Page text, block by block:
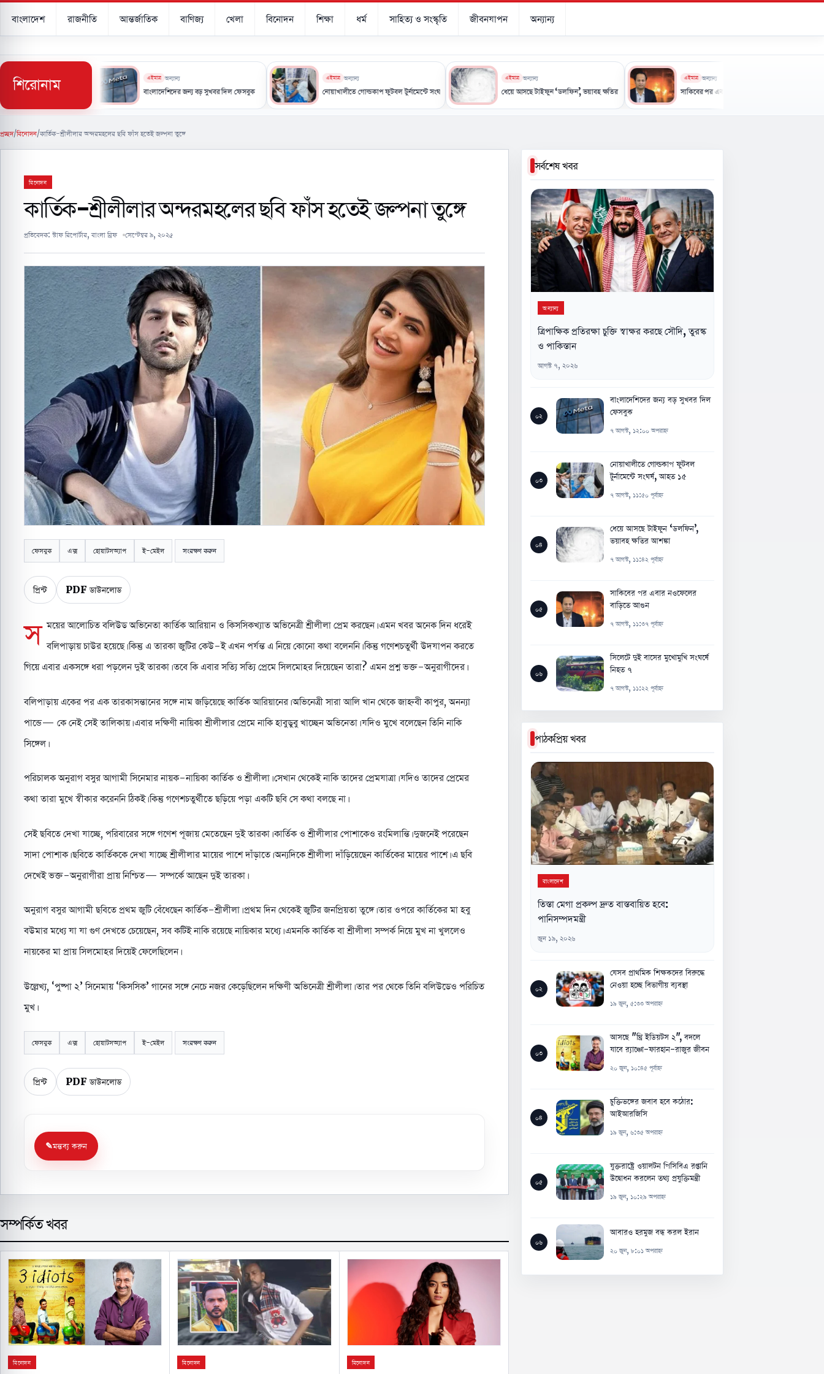
বাংলাদেশ রাজনীতি আন্তর্জাতিক বাণিজ্য খেলা বিনোদন শিক্ষা ধর্ম সাহিত্য ও সংস্কৃতি জীবনযাপন অন্যান্য
শিরোনাম
করছে সৌদি, তুরস্ক ও পাকিস্তান
এইমাত্র অন্যান্য
বাংলাদেশিদের জন্য বড় সুখবর দিল ফেসবুক
এইমাত্র অন্যান্য
নোয়াখালীতে গোল্ডকাপ ফুটবল টুর্নামেন্টে সংঘর্ষ, আহত ১৫ ধেয়ে আসছে টাইফুন ‘ডলফিন’, ভয়াবহ ক্ষতির আশঙ্কা
এইমাত্র অন্যান্য
সাকিবের পর এবার নওফেলের বাড়িতে আগুন
প্রচ্ছদ/বিনোদন/কার্তিক-শ্রীলীলার অন্দরমহলের ছবি ফাঁস হতেই জল্পনা তুঙ্গে
বিনোদন
কার্তিক-শ্রীলীলার অন্দরমহলের ছবি ফাঁস হতেই জল্পনা তুঙ্গে
প্রতিবেদক: স্টাফ রিপোর্টার, বাংলা ব্রিফ সেপ্টেম্বর ৯, ২০২৫
ফেসবুক এক্স হোয়াটসঅ্যাপ ই-মেইল সংরক্ষণ করুন
প্রিন্ট PDF ডাউনলোড
স ময়ের আলোচিত বলিউড অভিনেতা কার্তিক আরিয়ান ও কিসসিকখ্যাত অভিনেত্রী শ্রীলীলা প্রেম করছেন। এমন খবর অনেক দিন ধরেই
বলিপাড়ায় চাউর হয়েছে। কিন্তু এ তারকা জুটির কেউ-ই এখন পর্যন্ত এ নিয়ে কোনো কথা বলেননি। কিন্তু গণেশচতুর্থী উদযাপন করতে
গিয়ে এবার একসঙ্গে ধরা পড়লেন দুই তারকা। তবে কি এবার সত্যি সত্যি প্রেমে সিলমোহর দিয়েছেন তারা? এমন প্রশ্ন ভক্ত-অনুরাগীদের।
বলিপাড়ায় একের পর এক তারকাসন্তানের সঙ্গে নাম জড়িয়েছে কার্তিক আরিয়ানের। অভিনেত্রী সারা আলি খান থেকে জাহ্নবী কাপুর, অনন্যা
পান্ডে— কে নেই সেই তালিকায়। এবার দক্ষিণী নায়িকা শ্রীলীলার প্রেমে নাকি হাবুডুবু খাচ্ছেন অভিনেতা। যদিও মুখে বলেছেন তিনি নাকি
সিঙ্গেল।
পরিচালক অনুরাগ বসুর আগামী সিনেমার নায়ক-নায়িকা কার্তিক ও শ্রীলীলা। সেখান থেকেই নাকি তাদের প্রেমযাত্রা। যদিও তাদের প্রেমের
কথা তারা মুখে স্বীকার করেননি ঠিকই। কিন্তু গণেশচতুর্থীতে ছড়িয়ে পড়া একটি ছবি সে কথা বলছে না।
সেই ছবিতে দেখা যাচ্ছে, পরিবারের সঙ্গে গণেশ পূজায় মেতেছেন দুই তারকা। কার্তিক ও শ্রীলীলার পোশাকেও রংমিলান্তি। দুজনেই পরেছেন
সাদা পোশাক। ছবিতে কার্তিককে দেখা যাচ্ছে শ্রীলীলার মায়ের পাশে দাঁড়াতে। অন্যদিকে শ্রীলীলা দাঁড়িয়েছেন কার্তিকের মায়ের পাশে। এ ছবি
দেখেই ভক্ত-অনুরাগীরা প্রায় নিশ্চিত— সম্পর্কে আছেন দুই তারকা।
অনুরাগ বসুর আগামী ছবিতে প্রথম জুটি বেঁধেছেন কার্তিক-শ্রীলীলা। প্রথম দিন থেকেই জুটির জনপ্রিয়তা তুঙ্গে। তার ওপরে কার্তিকের মা হবু
বউমার মধ্যে যা যা গুণ দেখতে চেয়েছেন, সব কটিই নাকি রয়েছে নায়িকার মধ্যে। এমনকি কার্তিক বা শ্রীলীলা সম্পর্ক নিয়ে মুখ না খুললেও
নায়কের মা প্রায় সিলমোহর দিয়েই ফেলেছিলেন।
উল্লেখ্য, ‘পুষ্পা ২’ সিনেমায় ‘কিসসিক’ গানের সঙ্গে নেচে নজর কেড়েছিলেন দক্ষিণী অভিনেত্রী শ্রীলীলা। তার পর থেকে তিনি বলিউডেও পরিচিত
মুখ।
ফেসবুক এক্স হোয়াটসঅ্যাপ ই-মেইল সংরক্ষণ করুন
প্রিন্ট PDF ডাউনলোড
মন্তব্য করুন
সম্পর্কিত খবর
বিনোদন বিনোদন বিনোদন
সর্বশেষ খবর
অন্যান্য
ত্রিপাক্ষিক প্রতিরক্ষা চুক্তি স্বাক্ষর করছে সৌদি, তুরস্ক
ও পাকিস্তান
আগস্ট ৭, ২০২৬
০২
বাংলাদেশিদের জন্য বড় সুখবর দিল
ফেসবুক
৭ আগস্ট, ১২:০০ অপরাহ্ন
০৩
নোয়াখালীতে গোল্ডকাপ ফুটবল
টুর্নামেন্টে সংঘর্ষ, আহত ১৫
৭ আগস্ট, ১১:৫০ পূর্বাহ্ন
০৪
ধেয়ে আসছে টাইফুন ‘ডলফিন’,
ভয়াবহ ক্ষতির আশঙ্কা
৭ আগস্ট, ১১:৪২ পূর্বাহ্ন
০৫
সাকিবের পর এবার নওফেলের
বাড়িতে আগুন
৭ আগস্ট, ১১:৩৭ পূর্বাহ্ন
০৬
সিলেটে দুই বাসের মুখোমুখি সংঘর্ষে
নিহত ৭
৭ আগস্ট, ১১:২২ পূর্বাহ্ন
পাঠকপ্রিয় খবর
বাংলাদেশ
তিস্তা মেগা প্রকল্প দ্রুত বাস্তবায়িত হবে:
পানিসম্পদমন্ত্রী
জুন ১৯, ২০২৬
০২
যেসব প্রাথমিক শিক্ষকদের বিরুদ্ধে
নেওয়া হচ্ছে বিভাগীয় ব্যবস্থা
১৯ জুন, ৫:৩৩ অপরাহ্ন
০৩
আসছে "থ্রি ইডিয়টস ২", বদলে
যাবে র‍্যাঞ্চো-ফারহান-রাজুর জীবন
২০ জুন, ১০:৪৫ পূর্বাহ্ন
০৪
চুক্তিভঙ্গের জবাব হবে কঠোর:
আইআরজিসি
১৯ জুন, ৬:৩৫ অপরাহ্ন
০৫
যুক্তরাষ্ট্রে ওয়ালটন পিসিবিএ রপ্তানি
উদ্বোধন করলেন তথ্য প্রযুক্তিমন্ত্রী
১৯ জুন, ১০:২৯ অপরাহ্ন
০৬
আবারও হরমুজ বন্ধ করল ইরান
২০ জুন, ৮:০১ অপরাহ্ন